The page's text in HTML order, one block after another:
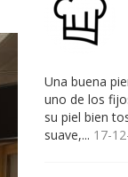
Una buena
uno de los
su piel bien
suave,... 17-